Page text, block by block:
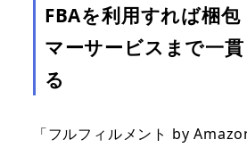
FBAを利用すれば梱包
マーサービスまで一
る
「フルフィルメント by